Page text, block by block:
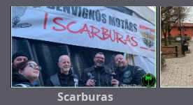
Scarburas